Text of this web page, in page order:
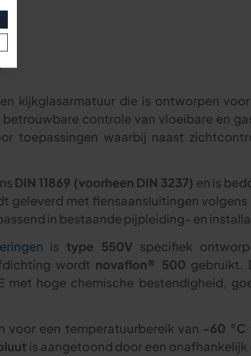
kijkglasarmatuur die is ontworpen
controle van vloeibare en
toepassingen waarbij naast
DIN 11869 (voorheen DIN 3237) en is
geleverd met flensaansluitingen volgens
in bestaande pijpleiding- en
is type 550V specifiek
wordt novaflon® 500 gebruikt.
met hoge chemische bestendigheid,
voor een temperatuurbereik van -60 °C
is aangetoond door een